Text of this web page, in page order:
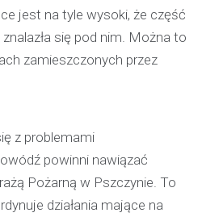
jest na tyle wysoki, że część
się pod nim. Można to
zamieszczonych przez
z problemami
powinni nawiązać
Pożarną w Pszczynie. To
działania mające na